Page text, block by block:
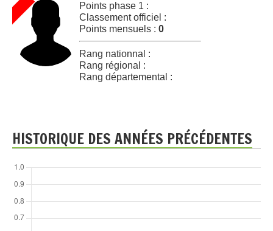
Points phase 1 :
Classement officiel :
Points mensuels : 0
Rang nationnal :
Rang régional :
Rang départemental :
HISTORIQUE DES ANNÉES PRÉCÉDENTES